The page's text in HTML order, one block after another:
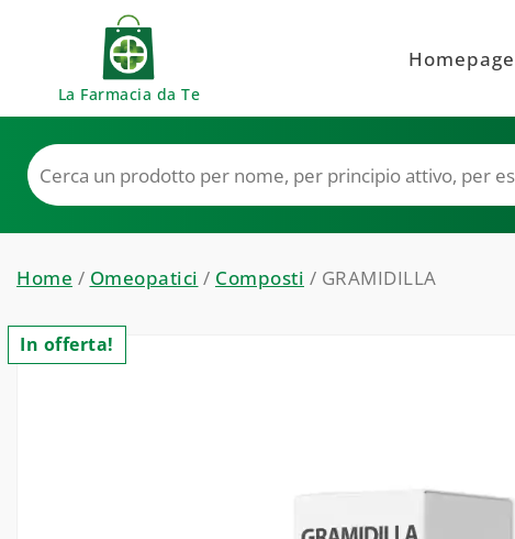
La Farmacia da Te
Homepage
Home / Omeopatici / Composti / GRAMIDILLA
In offerta!